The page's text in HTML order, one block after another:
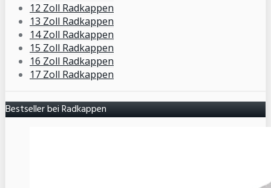
12 Zoll Radkappen
13 Zoll Radkappen
14 Zoll Radkappen
15 Zoll Radkappen
16 Zoll Radkappen
17 Zoll Radkappen
Bestseller bei Radkappen